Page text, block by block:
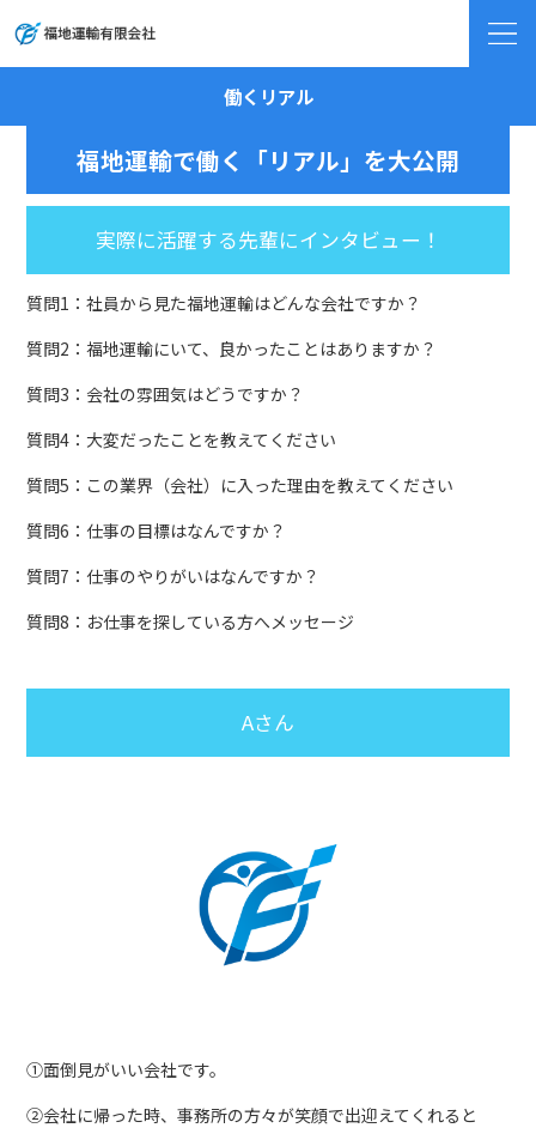
働くリアル
福地運輸で働く「リアル」を大公開
実際に活躍する先輩にインタビュー！
質問1：社員から見た福地運輸はどんな会社ですか？
質問2：福地運輸にいて、良かったことはありますか？
質問3：会社の雰囲気はどうですか？
質問4：大変だったことを教えてください
質問5：この業界（会社）に入った理由を教えてください
質問6：仕事の目標はなんですか？
質問7：仕事のやりがいはなんですか？
質問8：お仕事を探している方へメッセージ
Aさん
①面倒見がいい会社です。
②会社に帰った時、事務所の方々が笑顔で出迎えてくれると